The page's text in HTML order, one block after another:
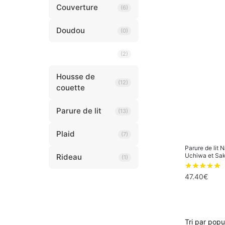
Parure de lit
Uchiwa et
47.40€
Couverture (6)
Doudou (0)
(2)
Housse de
couette
(12)
Parure de lit (13)
Plaid (7)
Rideau (1)